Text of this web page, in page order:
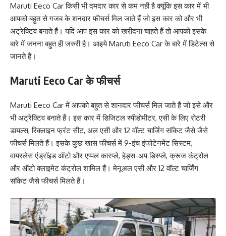
Maruti Eeco Car किसी भी दमदार कार से कम नही है क्यूंकि इस कार में भी
आपको बहुत से गजब के शनदार फीचर्स मिल जाते हैं जो इस कार को और भी
अट्रेक्टिव बनाते हैं। यदि आप इस कार को खरीदना चाहते हैं तो आपको इसके
बारे में जनना बहुत ही जरुरी है। आइये Maruti Eeco Car के बारे में डिटेल्स से
जानते हैं।
Maruti Eeco Car के फीचर्स
Maruti Eeco Car में आपको बहुत से शानदार फीचर्स मिल जाते हैं जो इसे और
भी अट्रेक्टिव बनाते हैं। इस कार में डिजिटल स्पीडोमीटर, एसी के लिए रोटरी
डायल्स, रिक्लाइन फ्रंट सीट, अल एसी और 12 वॉल्ट चार्जिंग सॉकेट जैसे जैसे
फीचर्स मिलते हैं। इसके कुछ खास फीचर्स में 9-इंच इंफोटेनमेंट सिस्टम,
वायरलेस एंड्रॉइड ऑटो और एप्पल कारप्ले, हेड्स-अप डिस्प्ले, क्रूज कंट्रोल
और ऑटो क्लाइमेट कंट्रोल शामिल हैं। मेनूअल एसी और 12 वॉल्ट चार्जिंग
सॉकेट जैसे फीचर्स मिलते हैं।